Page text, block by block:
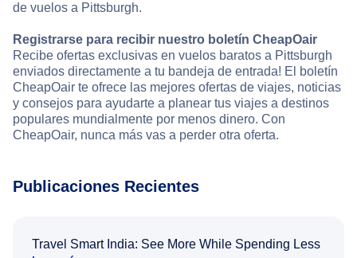
de vuelos a Pittsburgh.
Registrarse para recibir nuestro boletín CheapOair
Recibe ofertas exclusivas en vuelos baratos a Pittsburgh
enviados directamente a tu bandeja de entrada! El boletín
CheapOair te ofrece las mejores ofertas de viajes, noticias
y consejos para ayudarte a planear tus viajes a destinos
populares mundialmente por menos dinero. Con
CheapOair, nunca más vas a perder otra oferta.
Publicaciones Recientes
Travel Smart India: See More While Spending Less